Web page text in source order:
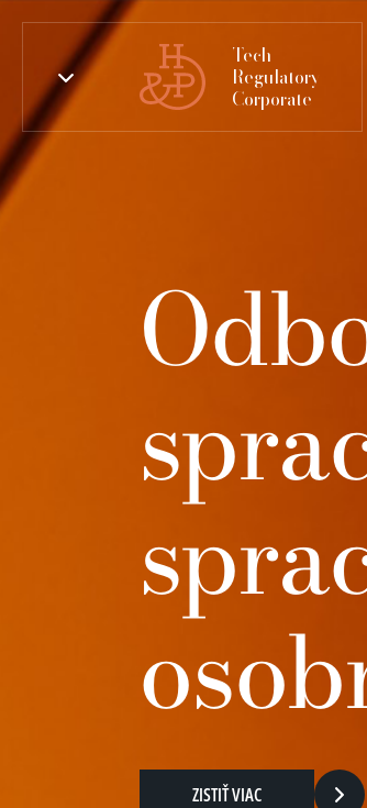
Tech
Regulatory
Corporate
ZISTIŤ VIAC